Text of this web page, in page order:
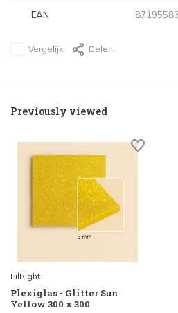
EAN
Vergelijk Delen
Previously viewed
FilRight
Plexiglas - Glitter Sun
Yellow 300 x 300